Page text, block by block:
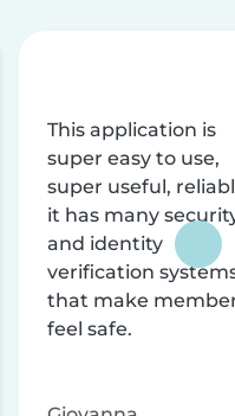
This application is
super easy to use,
super useful,
it has many
and identity
verification
that make
feel safe.